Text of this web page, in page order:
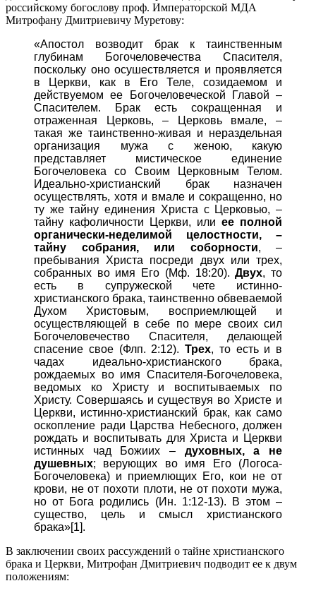
российскому богослову проф. Императорской МДА
Митрофану Дмитриевичу Муретову:
«Апостол возводит брак к таинственным
глубинам Богочеловечества Спасителя,
поскольку оно осушествляется и проявляется
в Церкви, как в Его Теле, созидаемом и
действуемом ее Богочеловеческой Главой –
Спасителем. Брак есть сокращенная и
отраженная Церковь, – Церковь вмале, –
такая же таинственно-живая и нераздельная
организация мужа с женою, какую
представляет мистическое единение
Богочеловека со Своим Церковным Телом.
Идеально-христианский брак назначен
осуществлять, хотя и вмале и сокращенно, но
ту же тайну единения Христа с Церковью, –
тайну кафоличности Церкви, или ее полной
органически-неделимой целостности, –
тайну собрания, или соборности, –
пребывания Христа посреди двух или трех,
собранных во имя Его (Мф. 18:20).Двух, то
есть в супружеской чете истинно-
христианского брака, таинственно обвеваемой
Духом Христовым, восприемлющей и
осуществляющей в себе по мере своих сил
Богочеловечество Спасителя, делающей
спасение свое (Флп. 2:12). Трех, то есть и в
чадах идеально-христианского брака,
рождаемых во имя Спасителя-Богочеловека,
ведомых ко Христу и воспитываемых по
Христу. Совершаясь и существуя во Христе и
Церкви, истинно-христианский брак, как само
оскопление ради Царства Небесного, должен
рождать и воспитывать для Христа и Церкви
истинных чад Божиих – духовных, а не
душевных; верующих во имя Его (Логоса-
Богочеловека) и приемлющих Его, кои не от
крови, не от похоти плоти, не от похоти мужа,
но от Бога родились (Ин. 1:12-13). В этом –
существо, цель и смысл христианского
брака»[1].
В заключении своих рассуждений о тайне христианского
брака и Церкви, Митрофан Дмитриевич подводит ее к двум
положениям: